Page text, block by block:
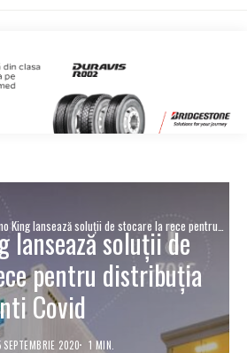
King lansează soluții de stocare la rece pentru
vaccinului anti Covid
lansează soluții de
pentru distribuția
Covid
SEPTEMBRIE 2020 1 MIN.